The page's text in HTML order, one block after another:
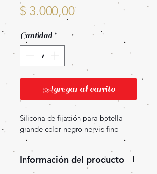
$ 3.000,00Precio
Cantidad *
Agregar al carrito
Silicona de fijación para botella
grande color negro nervio fino
Información del producto